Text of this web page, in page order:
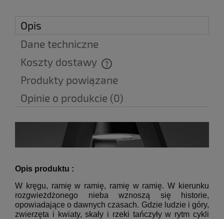
Opis
Dane techniczne
Koszty dostawy
Cena nie zawiera ewentualnych kosztów płatności
Produkty powiązane
Opinie o produkcie (0)
Opis produktu :
W kręgu, ramię w ramię, ramię w ramię. W kierunku
rozgwieżdżonego nieba wznoszą się historie,
opowiadające o dawnych czasach. Gdzie ludzie i góry,
zwierzęta i kwiaty, skały i rzeki tańczyły w rytm cykli